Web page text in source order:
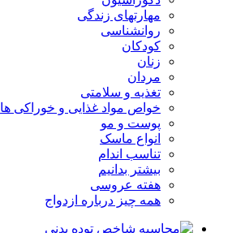
مهارتهای زندگی
روانشناسی
کودکان
زنان
مردان
تغذیه و سلامتی
خواص مواد غذایی و خوراکی ها
پوست و مو
انواع ماسک
تناسب اندام
بیشتر بدانیم
هفته عروسی
همه چیز درباره ازدواج